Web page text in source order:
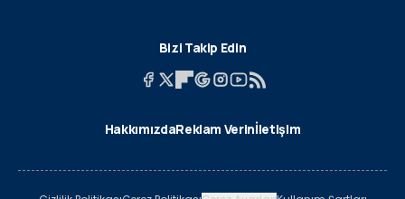
Bizi Takip Edin
HakkımızdaReklam Verinİletişim